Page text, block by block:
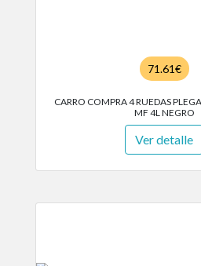
71.61€
CARRO COMPRA 4 RUEDAS
MF 4L NEGRO
Ver detalle